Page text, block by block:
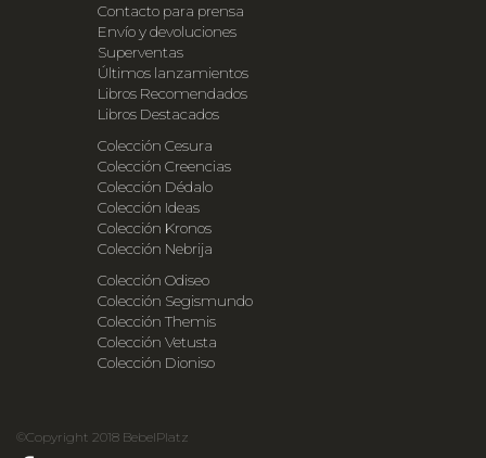
Contacto para prensa
Envío y devoluciones
Superventas
Últimos lanzamientos
Libros Recomendados
Libros Destacados
Colección Cesura
Colección Creencias
Colección Dédalo
Colección Ideas
Colección Kronos
Colección Nebrija
Colección Odiseo
Colección Segismundo
Colección Themis
Colección Vetusta
Colección Dioniso
©Copyright 2018 BebelPlatz